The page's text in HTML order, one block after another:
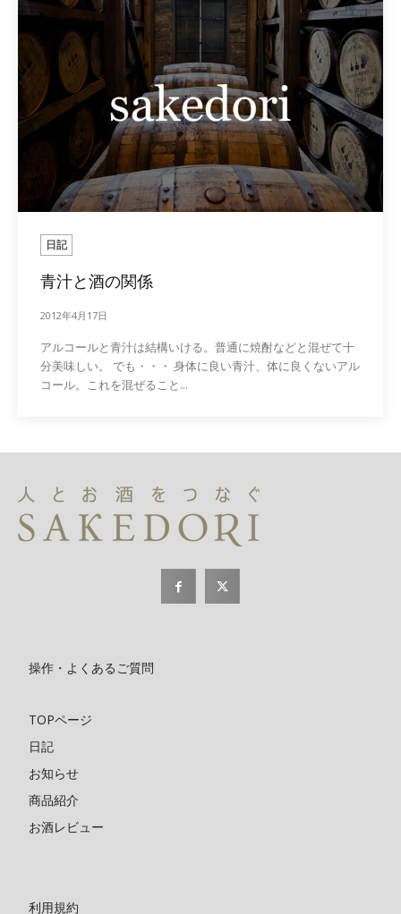
日記
青汁と酒の関係
2012年4月17日
アルコールと青汁は結構いける。普通に焼酎などと混ぜて十
分美味しい。 でも・・・ 身体に良い青汁、体に良くないアル
コール。これを混ぜること...
操作・よくあるご質問
TOPページ
日記
お知らせ
商品紹介
お酒レビュー
利用規約